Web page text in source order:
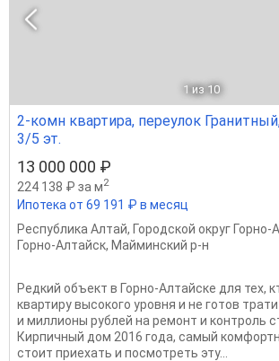
1 из 10
2-комн квартира, переулок
3/5 эт.
13 000 000 ₽
224 138 ₽ за м2
Ипотека от 69 191 ₽ в месяц
Республика Алтай, Городской округ Горно-
Горно-Алтайск, Майминский р-н
Редкий объект в Горно-Алтайске для тех,
квартиру высокого уровня и не готов
и миллионы рублей на ремонт и контроль
Кирпичный дом 2016 года, самый
стоит приехать и посмотреть эту...